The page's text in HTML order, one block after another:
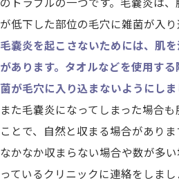
が低下した部位の毛穴に雑菌が入り
毛嚢炎を起こさないためには、肌
があります。タオルなどを使用す
菌が毛穴に入り込まないようにしま
また毛嚢炎になってしまった場合
ことで、自然と収まる場合がありま
なかなか収まらない場合や数が多
っているクリニックに連絡をしま